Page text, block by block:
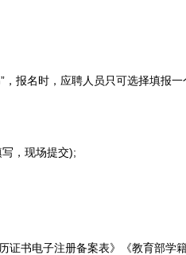
报名时，应聘人员只可选择填报
，现场提交);
书电子注册备案表》《教育部学